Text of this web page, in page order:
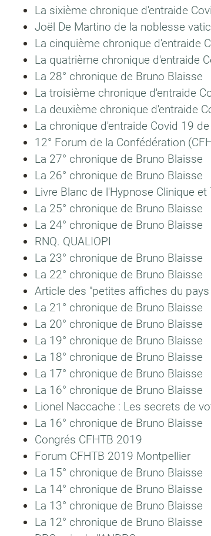
La sixième chronique d'entraide
Joël De Martino de la noblesse
La cinquième chronique d'entraide
La quatrième chronique d'entraide
La 28° chronique de Bruno Blaisse
La troisième chronique d'entraide
La deuxième chronique d'entraide
La chronique d'entraide Covid 19
12° Forum de la Confédération
La 27° chronique de Bruno Blaisse
La 26° chronique de Bruno Blaisse
Livre Blanc de l'Hypnose Clinique et
La 25° chronique de Bruno Blaisse
La 24° chronique de Bruno Blaisse
RNQ. QUALIOPI
La 23° chronique de Bruno Blaisse
La 22° chronique de Bruno Blaisse
Article des "petites affiches du
La 21° chronique de Bruno Blaisse
La 20° chronique de Bruno Blaisse
La 19° chronique de Bruno Blaisse
La 18° chronique de Bruno Blaisse
La 17° chronique de Bruno Blaisse
La 16° chronique de Bruno Blaisse
Lionel Naccache : Les secrets de
La 16° chronique de Bruno Blaisse
Congrés CFHTB 2019
Forum CFHTB 2019 Montpellier
La 15° chronique de Bruno Blaisse
La 14° chronique de Bruno Blaisse
La 13° chronique de Bruno Blaisse
La 12° chronique de Bruno Blaisse